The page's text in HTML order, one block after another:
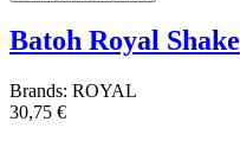
Batoh Royal Shake
Brands: ROYAL
30,75 €